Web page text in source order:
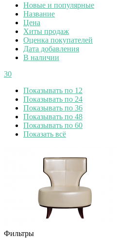
Новые и популярные
Название
Цена
Хиты продаж
Оценка покупателей
Дата добавления
В наличии
30
Показывать по 12
Показывать по 24
Показывать по 36
Показывать по 48
Показывать по 60
Показать всё
Фильтры